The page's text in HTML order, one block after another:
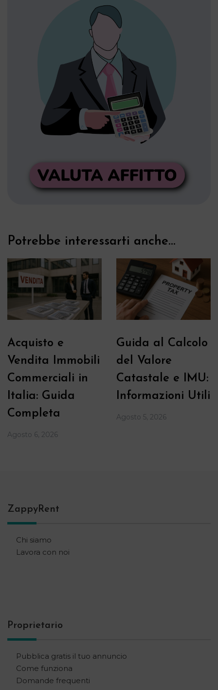
Potrebbe interessarti anche...
Acquisto e
Vendita Immobili
Commerciali in
Italia: Guida
Completa
Agosto 6, 2026
Guida al Calcolo
del Valore
Catastale e IMU:
Informazioni Utili
Agosto 5, 2026
ZappyRent
Chi siamo
Lavora con noi
Proprietario
Pubblica gratis il tuo annuncio
Come funziona
Domande frequenti